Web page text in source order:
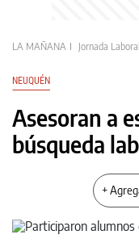
LA MAÑANA Jornada Laboral
NEUQUÉN
Asesoran a
búsqueda
+